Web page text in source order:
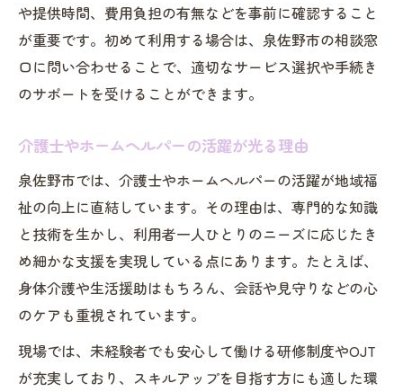
求人・転職を通じて地域支援を強化する方
法
障害福祉サービス現場で実践できる支援ノウハ
ウ
ウ
障害者支援を成功に導くコミュニケーショ
ン術
求人・転職時に重視すべきスキルと心構え
泉佐野市社会福祉協議会の支援を活かす工
や提供時間、費用負担の有無などを事前に確認すること
が重要です。初めて利用する場合は、泉佐野市の相談窓
口に問い合わせることで、適切なサービス選択や手続き
のサポートを受けることができます。
介護士やホームヘルパーの活躍が光る理由
泉佐野市では、介護士やホームヘルパーの活躍が地域福
祉の向上に直結しています。その理由は、専門的な知識
と技術を生かし、利用者一人ひとりのニーズに応じたき
め細かな支援を実現している点にあります。たとえば、
身体介護や生活援助はもちろん、会話や見守りなどの心
のケアも重視されています。
現場では、未経験者でも安心して働ける研修制度やOJT
が充実しており、スキルアップを目指す方にも適した環